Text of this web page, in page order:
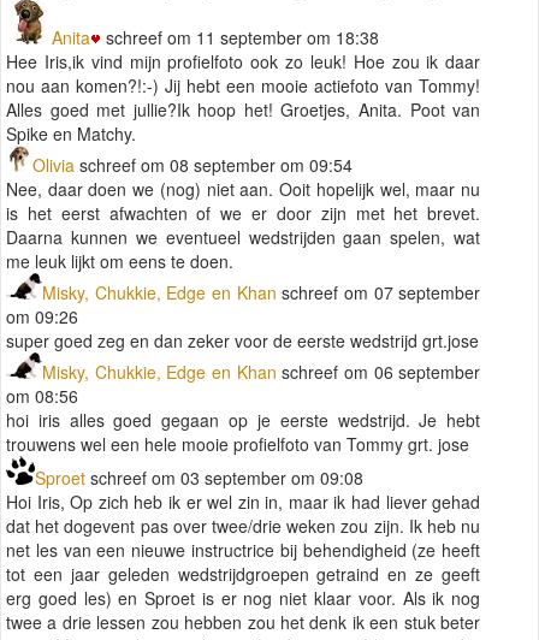
Anita
schreef om 11 september om 18:38
Hee Iris,ik vind mijn profielfoto ook zo leuk! Hoe zou ik daar
nou aan komen?!:-) Jij hebt een mooie actiefoto van Tommy!
Alles goed met jullie?Ik hoop het! Groetjes, Anita. Poot van
Spike en Matchy.
Olivia schreef om 08 september om 09:54
Nee, daar doen we (nog) niet aan. Ooit hopelijk wel, maar nu
is het eerst afwachten of we er door zijn met het brevet.
Daarna kunnen we eventueel wedstrijden gaan spelen, wat
me leuk lijkt om eens te doen.
Misky, Chukkie, Edge en Khanschreef om 07 september
om 09:26
super goed zeg en dan zeker voor de eerste wedstrijd grt.jose
Misky, Chukkie, Edge en Khanschreef om 06 september
om 08:56
hoi iris alles goed gegaan op je eerste wedstrijd. Je hebt
trouwens wel een hele mooie profielfoto van Tommy grt. jose
Sproet schreef om 03 september om 09:08
Hoi Iris, Op zich heb ik er wel zin in, maar ik had liever gehad
dat het dogevent pas over twee/drie weken zou zijn. Ik heb nu
net les van een nieuwe instructrice bij behendigheid (ze heeft
tot een jaar geleden wedstrijdgroepen getraind en ze geeft
erg goed les) en Sproet is er nog niet klaar voor. Als ik nog
twee a drie lessen zou hebben zou het denk ik een stuk beter